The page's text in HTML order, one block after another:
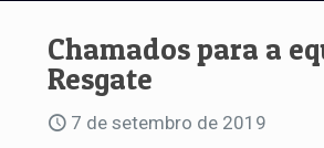
Chamados para a
Resgate
7 de setembro de 2019